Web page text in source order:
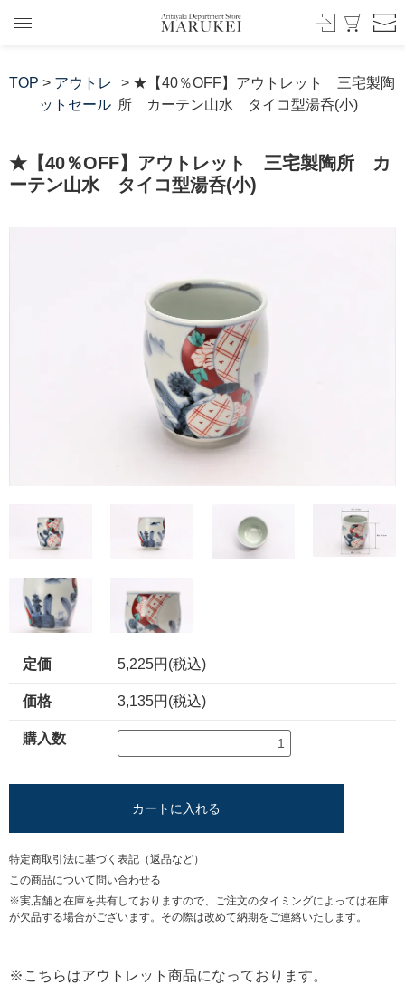
TOP > アウトレ
ットセール
> ★【40％OFF】アウトレット 三宅製陶
所 カーテン山水 タイコ型湯呑(小)
★【40％OFF】アウトレット 三宅製陶所 カ
ーテン山水 タイコ型湯呑(小)
定価 5,225円(税込)
価格 3,135円(税込)
購入数
カートに入れる
特定商取引法に基づく表記（返品など）
この商品について問い合わせる
※実店舗と在庫を共有しておりますので、ご注文のタイミングによっては在庫
が欠品する場合がございます。その際は改めて納期をご連絡いたします。
※こちらはアウトレット商品になっております。